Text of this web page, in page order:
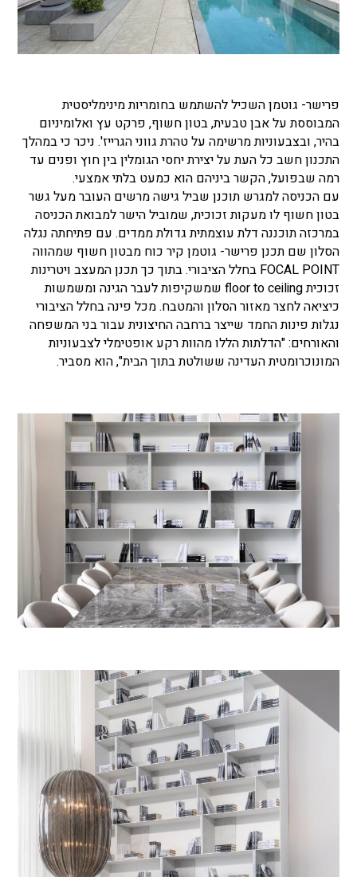
פרישר- גוטמן השכיל להשתמש בחומריות מינימליסטית
המבוססת על אבן טבעית, בטון חשוף, פרקט עץ ואלומיניום
בהיר, ובצבעוניות מרשימה על טהרת גווני הגרייז'. ניכר כי במהלך
התכנון חשב כל העת על יצירת יחסי הגומלין בין חוץ ופנים עד
רמה שבפועל, הקשר ביניהם הוא כמעט בלתי אמצעי.
עם הכניסה למגרש תוכנן שביל גישה מרשים העובר מעל גשר
בטון חשוף לו מעקות זכוכית, שמוביל הישר למבואת הכניסה
במרכזה תוכננה דלת עוצמתית גדולת ממדים. עם פתיחתה נגלה
הסלון שם תכנן פרישר- גוטמן קיר כוח מבטון חשוף שמהווה
FOCAL POINT בחלל הציבורי. בתוך כך תכנן המעצב ויטרינות
זכוכית floor to ceiling שמשקיפות לעבר הגינה ומשמשות
כיציאה לחצר מאזור הסלון והמטבח. מכל פינה בחלל הציבורי
נגלות פינות החמד שייצר ברחבה החיצונית עבור בני המשפחה
והאורחים: "הדלתות הללו מהוות רקע אופטימלי לצבעוניות
המונוכרומטית העדינה ששולטת בתוך הבית", הוא מסביר.